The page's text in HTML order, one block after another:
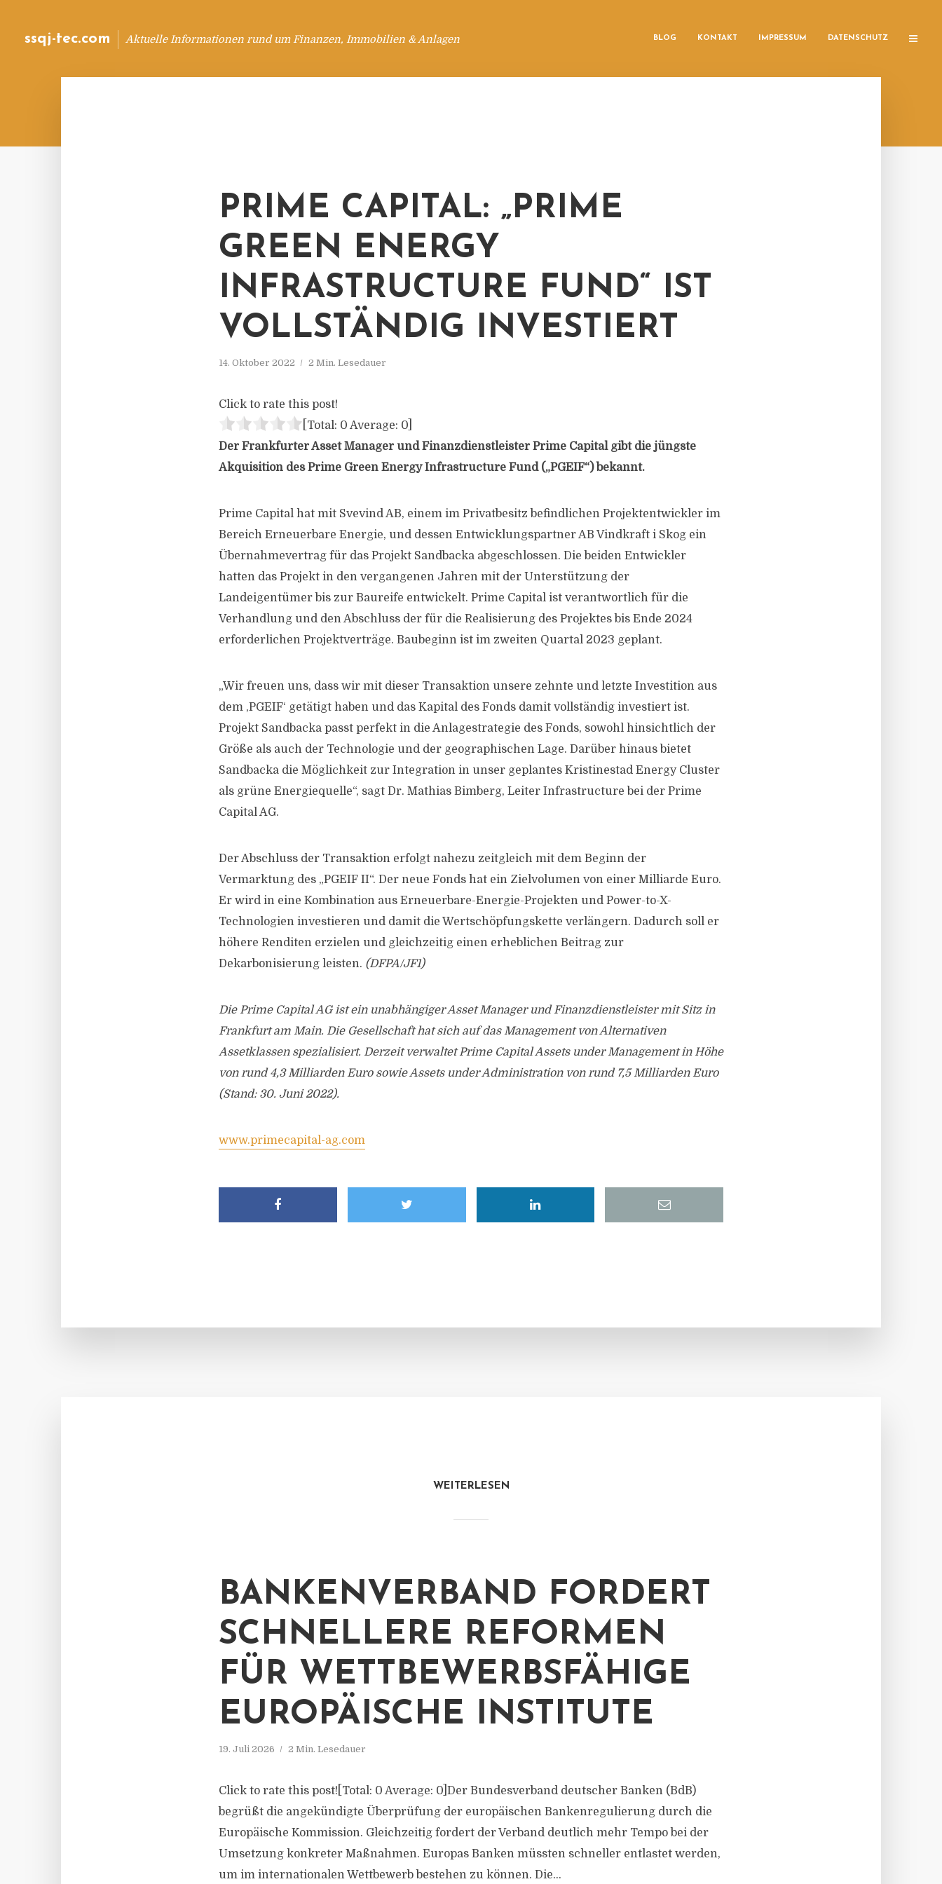
ssqj-tec.com Aktuelle Informationen rund um Finanzen, Immobilien & Anlagen BLOG KONTAKT IMPRESSUM DATENSCHUTZ
PRIME CAPITAL: „PRIME
GREEN ENERGY
INFRASTRUCTURE FUND“ IST
VOLLSTÄNDIG INVESTIERT
14. Oktober 2022 2 Min. Lesedauer
Click to rate this post!
[Total: 0 Average: 0
Der Frankfurter Asset Manager und Finanzdienstleister Prime Capital gibt die jüngste
Akquisition des Prime Green Energy Infrastructure Fund („PGEIF“) bekannt.
Prime Capital hat mit Svevind AB, einem im Privatbesitz befindlichen Projektentwickler im
Bereich Erneuerbare Energie, und dessen Entwicklungspartner AB Vindkraft i Skog ein
Übernahmevertrag für das Projekt Sandbacka abgeschlossen. Die beiden Entwickler
hatten das Projekt in den vergangenen Jahren mit der Unterstützung der
Landeigentümer bis zur Baureife entwickelt. Prime Capital ist verantwortlich für die
Verhandlung und den Abschluss der für die Realisierung des Projektes bis Ende 2024
erforderlichen Projektverträge. Baubeginn ist im zweiten Quartal 2023 geplant.
„Wir freuen uns, dass wir mit dieser Transaktion unsere zehnte und letzte Investition aus
dem ,PGEIF‘ getätigt haben und das Kapital des Fonds damit vollständig investiert ist.
Projekt Sandbacka passt perfekt in die Anlagestrategie des Fonds, sowohl hinsichtlich der
Größe als auch der Technologie und der geographischen Lage. Darüber hinaus bietet
Sandbacka die Möglichkeit zur Integration in unser geplantes Kristinestad Energy Cluster
als grüne Energiequelle“, sagt Dr. Mathias Bimberg, Leiter Infrastructure bei der Prime
Capital AG.
Der Abschluss der Transaktion erfolgt nahezu zeitgleich mit dem Beginn der
Vermarktung des „PGEIF II“. Der neue Fonds hat ein Zielvolumen von einer Milliarde Euro.
Er wird in eine Kombination aus Erneuerbare-Energie-Projekten und Power-to-X-
Technologien investieren und damit die Wertschöpfungskette verlängern. Dadurch soll er
höhere Renditen erzielen und gleichzeitig einen erheblichen Beitrag zur
Dekarbonisierung leisten. (DFPA/JF1)
Die Prime Capital AG ist ein unabhängiger Asset Manager und Finanzdienstleister mit Sitz in
Frankfurt am Main. Die Gesellschaft hat sich auf das Management von Alternativen
Assetklassen spezialisiert. Derzeit verwaltet Prime Capital Assets under Management in Höhe
von rund 4,3 Milliarden Euro sowie Assets under Administration von rund 7,5 Milliarden Euro
(Stand: 30. Juni 2022).
www.primecapital-ag.com
WEITERLESEN
BANKENVERBAND FORDERT
SCHNELLERE REFORMEN
FÜR WETTBEWERBSFÄHIGE
EUROPÄISCHE INSTITUTE
19. Juli 2026 2 Min. Lesedauer
Click to rate this post![Total: 0 Average: 0]Der Bundesverband deutscher Banken (BdB)
begrüßt die angekündigte Überprüfung der europäischen Bankenregulierung durch die
Europäische Kommission. Gleichzeitig fordert der Verband deutlich mehr Tempo bei der
Umsetzung konkreter Maßnahmen. Europas Banken müssten schneller entlastet werden,
um im internationalen Wettbewerb bestehen zu können. Die...